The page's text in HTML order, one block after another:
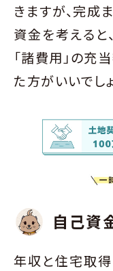
きますが、完成
資金を考えると
「諸費用」の充
た方がいいでしょ
自己資
年収と住宅取得